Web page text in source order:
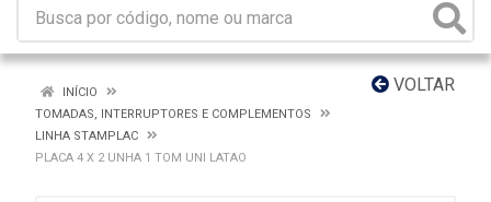
VOLTAR
INÍCIO
TOMADAS, INTERRUPTORES E COMPLEMENTOS
LINHA STAMPLAC
PLACA 4 X 2 UNHA 1 TOM UNI LATAO